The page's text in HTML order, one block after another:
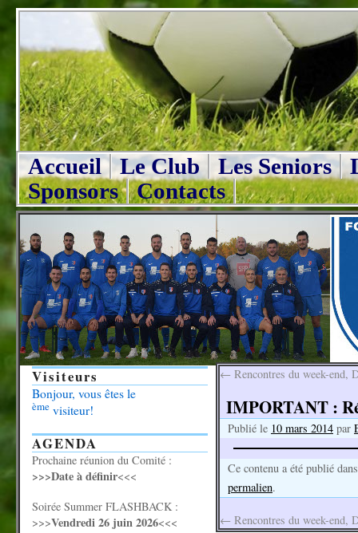
Accueil Le Club Les Seniors
Sponsors
Contacts
← Rencontres du week-end,
IMPORTANT :
Publié le 10 mars 2014 par
Ce contenu a été publié
permalien.
← Rencontres du week-end,
Visiteurs
Bonjour, vous êtes le
ème visiteur!
AGENDA
Prochaine réunion du Comité :
>>>Date à définir<<<
Soirée Summer FLASHBACK :
>>>Vendredi 26 juin 2026<<<